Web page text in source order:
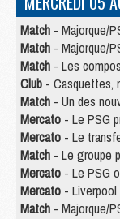
Match - Majorque/
Match - Majorque/
Match - Les
Club - Casquettes,
Match - Un des
Mercato - Le PSG
Mercato - Le
Match - Le groupe
Mercato - Le PSG
Mercato - Liverpool
Match - Majorque/PSG,